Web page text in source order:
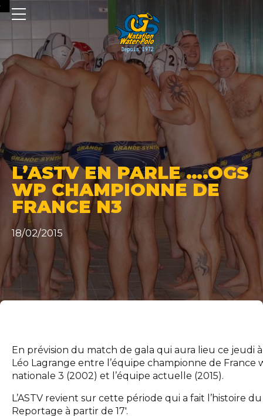
L’ASTV EN PARLE ….OGS
WP CHAMPIONNE DE
FRANCE N3
18/02/2015
En prévision du match de gala qui aura lieu ce jeudi
Léo Lagrange entre l’équipe championne de France
nationale 3 (2002) et l’équipe actuelle (2015).
L’ASTV revient sur cette période qui a fait l’histoire
Reportage à partir de 17′.
Panneau de gestion des cookies